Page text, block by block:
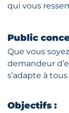
qui vous
Public
Que vous
demandeur
s’adapte à tous
Objectifs :